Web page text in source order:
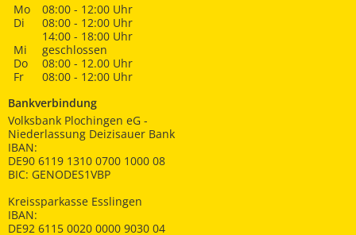
Mo
08:00 - 12:00 Uhr
Di
08:00 - 12:00 Uhr
14:00 - 18:00 Uhr
Mi
geschlossen
Do
08:00 - 12.00 Uhr
Fr
08:00 - 12:00 Uhr
Bankverbindung
Volksbank Plochingen eG -
Niederlassung Deizisauer Bank
IBAN:
DE90 6119 1310 0700 1000 08
BIC: GENODES1VBP
Kreissparkasse Esslingen
IBAN:
DE92 6115 0020 0000 9030 04